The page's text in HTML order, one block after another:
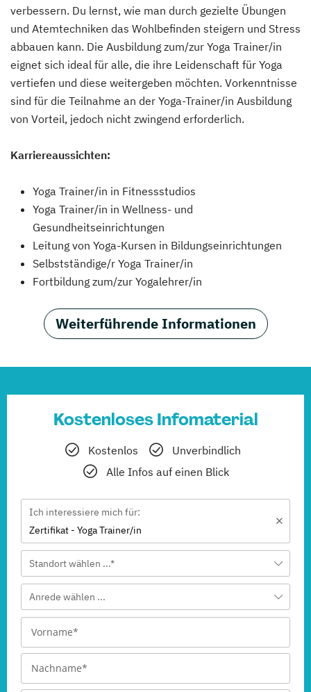
verbessern. Du lernst, wie man durch gezielte Übungen
und Atemtechniken das Wohlbefinden steigern und Stress
abbauen kann. Die Ausbildung zum/zur Yoga Trainer/in
eignet sich ideal für alle, die ihre Leidenschaft für Yoga
vertiefen und diese weitergeben möchten. Vorkenntnisse
sind für die Teilnahme an der Yoga-Trainer/in Ausbildung
von Vorteil, jedoch nicht zwingend erforderlich.
Karriereaussichten:
Yoga Trainer/in in Fitnessstudios
Yoga Trainer/in in Wellness- und
Gesundheitseinrichtungen
Leitung von Yoga-Kursen in Bildungseinrichtungen
Selbstständige/r Yoga Trainer/in
Fortbildung zum/zur Yogalehrer/in
Weiterführende Informationen
Kostenloses Infomaterial
Kostenlos
Unverbindlich
Alle Infos auf einen Blick
Ich interessiere mich für:
Zertifikat - Yoga Trainer/in
Standort wählen ...*
Anrede wählen ...